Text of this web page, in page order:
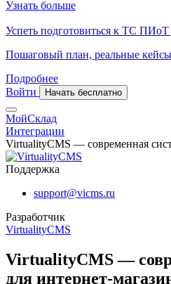
Узнать больше
Успеть подготовиться к ТС
Пошаговый план, реальные
Подробнее
Войти
Начать бесплатно
МойСклад
Интеграции
VirtualityCMS — современная
Поддержка
support@vicms.ru
Разработчик
VirtualityCMS
VirtualityCMS —
для интернет-